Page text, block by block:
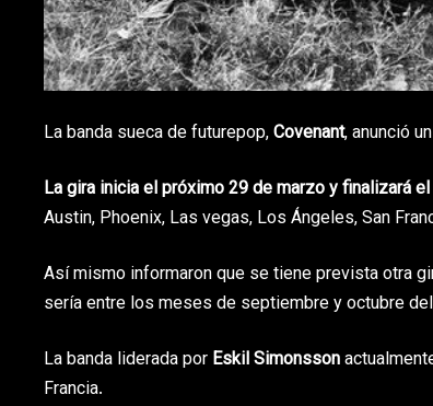
La banda sueca de futurepop,Covenant, anunció
La gira inicia el próximo 29 de marzo y finalizará
Austin, Phoenix, Las vegas, Los Ángeles, San
Así mismo informaron que se tiene prevista otra
sería entre los meses de septiembre y octubre
La banda liderada por Eskil Simonsson
Francia.